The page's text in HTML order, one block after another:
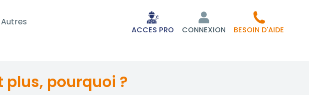
Autres
ACCES PRO CONNEXION BESOIN D'AIDE
plus, pourquoi ?